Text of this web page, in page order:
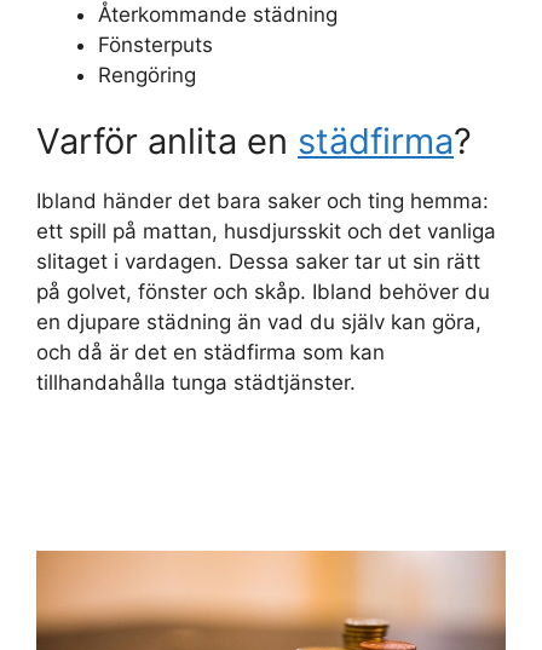
Återkommande städning
Fönsterputs
Rengöring
Varför anlita en städfirma?
Ibland händer det bara saker och ting hemma:
ett spill på mattan, husdjursskit och det vanliga
slitaget i vardagen. Dessa saker tar ut sin rätt
på golvet, fönster och skåp. Ibland behöver du
en djupare städning än vad du själv kan göra,
och då är det en städfirma som kan
tillhandahålla tunga städtjänster.